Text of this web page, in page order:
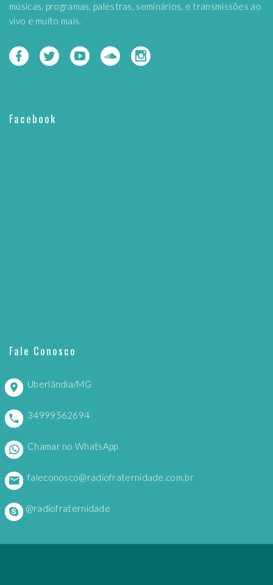
músicas, programas, palestras, seminários, e transmissões ao
vivo e muito mais.
Facebook
Fale Conosco
Uberlândia/MG
34999562694
Chamar no WhatsApp
faleconosco@radiofraternidade.com.br
@radiofraternidade